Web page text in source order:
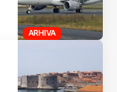
ARHIVA